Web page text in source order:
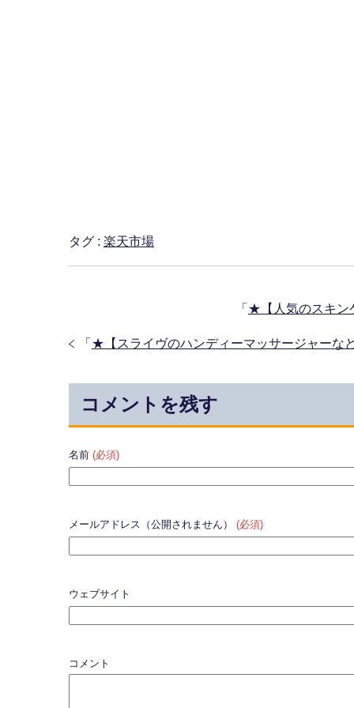
タグ : 楽天市場
「 ★【人気のスキン
「 ★【スライヴのハンディーマッサージャーな
コメントを残す
名前 (必須)
メールアドレス（公開されません） (必須)
ウェブサイト
コメント